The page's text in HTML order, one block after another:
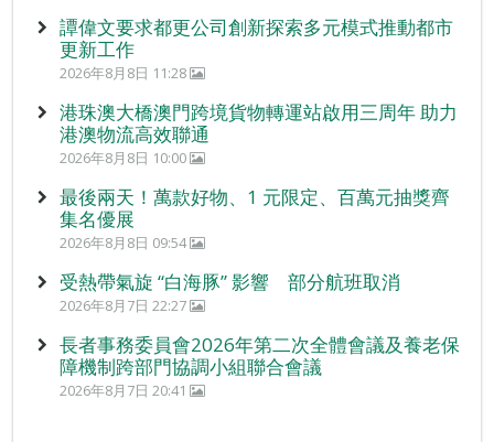
譚偉文要求都更公司創新探索多元模式推動都市
更新工作
2026年8月8日 11:28
港珠澳大橋澳門跨境貨物轉運站啟用三周年 助力
港澳物流高效聯通
2026年8月8日 10:00
最後兩天！萬款好物、1 元限定、百萬元抽獎齊
集名優展
2026年8月8日 09:54
受熱帶氣旋 “白海豚” 影響 部分航班取消
2026年8月7日 22:27
長者事務委員會2026年第二次全體會議及養老保
障機制跨部門協調小組聯合會議
2026年8月7日 20:41